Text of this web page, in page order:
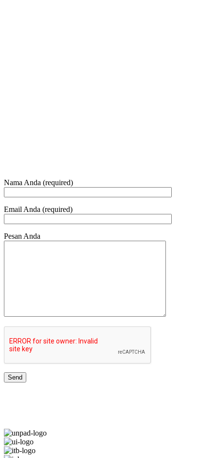
Nama Anda (required)
Email Anda (required)
Pesan Anda